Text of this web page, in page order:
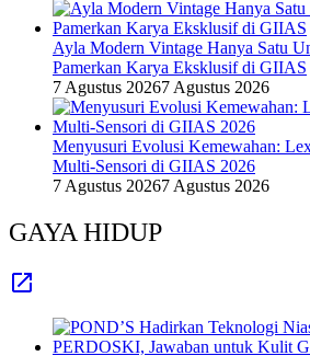
Ayla Modern Vintage Hanya Satu
Pamerkan Karya Eksklusif di GIIAS
7 Agustus 20267 Agustus 2026
Menyusuri Evolusi Kemewahan:
Multi-Sensori di GIIAS 2026
7 Agustus 20267 Agustus 2026
GAYA HIDUP